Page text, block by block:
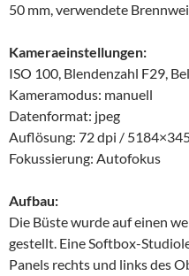
50 mm, verwendete
Kameraeinstellungen:
ISO 100, Blendenzahl F29,
Kameramodus: manuell
Datenformat: jpeg
Auflösung: 72 dpi /
Fokussierung: Autofokus
Aufbau:
Die Büste wurde auf einen
gestellt. Eine Softbox-
Panels rechts und links des